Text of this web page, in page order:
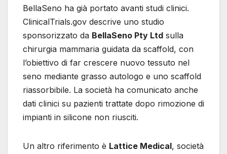
BellaSeno ha già portato avanti studi clinici.
ClinicalTrials.gov descrive uno studio
sponsorizzato da BellaSeno Pty Ltd sulla
chirurgia mammaria guidata da scaffold, con
l’obiettivo di far crescere nuovo tessuto nel
seno mediante grasso autologo e uno scaffold
riassorbibile. La società ha comunicato anche
dati clinici su pazienti trattate dopo rimozione di
impianti in silicone non riusciti.
Un altro riferimento è Lattice Medical, società